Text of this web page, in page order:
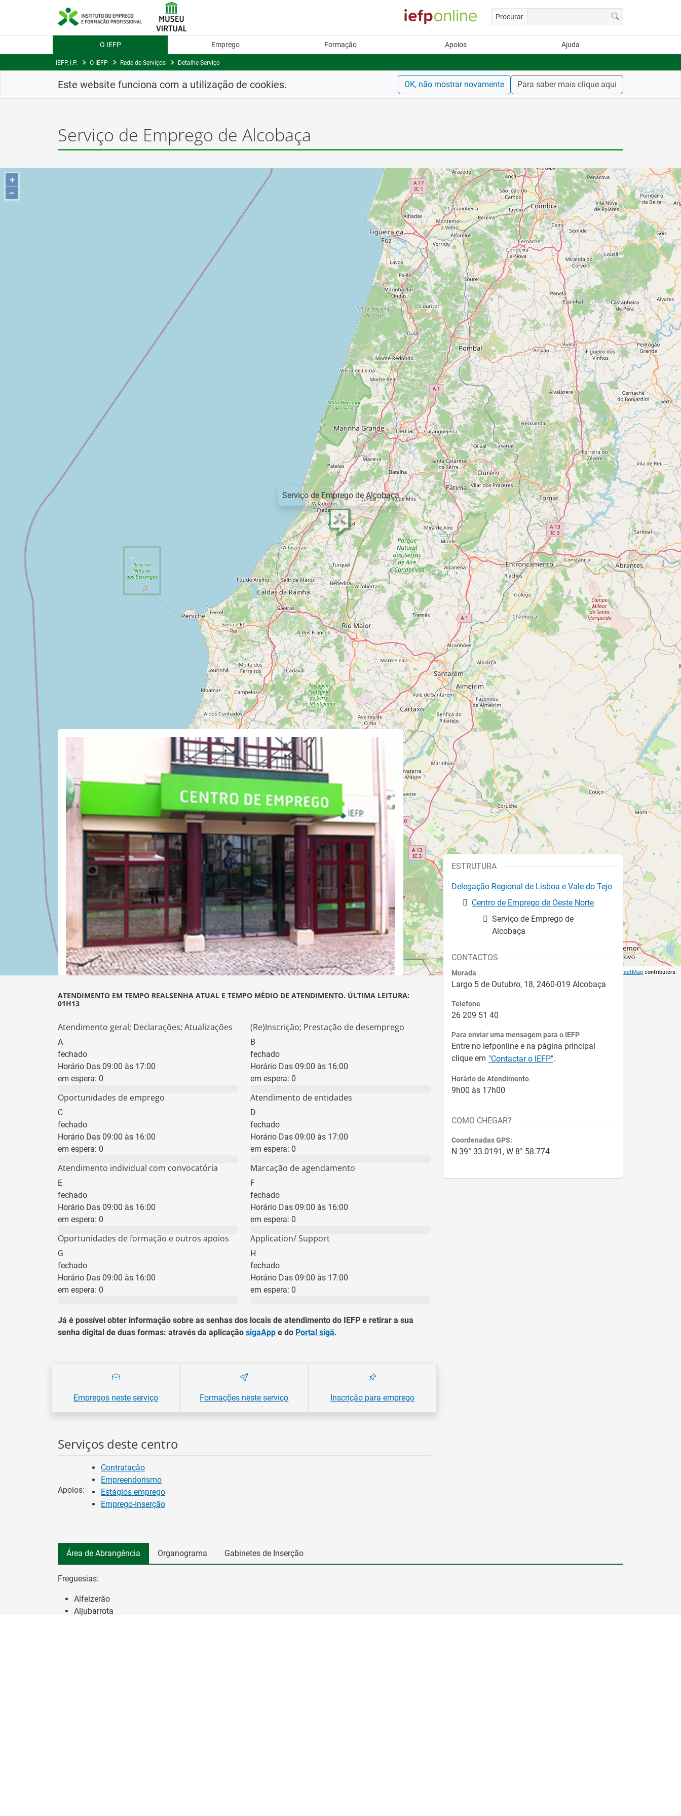
principal
Procurar
O IEFP Emprego Formação Apoios Ajuda
IEFP, I.P. O IEFP Rede de Serviços Detalhe Serviço
Este website funciona com a utilização de cookies. OK, não mostrar novamente Para saber mais clique aqui
Serviço de Emprego de Alcobaça
Serviço de Emprego de Alcobaça
+
−
OpenStreetMap contributors.
ATENDIMENTO EM TEMPO REALSENHA ATUAL E TEMPO MÉDIO DE ATENDIMENTO. ÚLTIMA LEITURA:
01H13
Atendimento geral; Declarações; Atualizações
A
fechado
Horário Das 09:00 às 17:00
em espera: 0
(Re)Inscrição; Prestação de desemprego
B
fechado
Horário Das 09:00 às 16:00
em espera: 0
Oportunidades de emprego
C
fechado
Horário Das 09:00 às 16:00
em espera: 0
Atendimento de entidades
D
fechado
Horário Das 09:00 às 17:00
em espera: 0
Atendimento individual com convocatória
E
fechado
Horário Das 09:00 às 16:00
em espera: 0
Marcação de agendamento
F
fechado
Horário Das 09:00 às 16:00
em espera: 0
Oportunidades de formação e outros apoios
G
fechado
Horário Das 09:00 às 16:00
em espera: 0
Application/ Support
H
fechado
Horário Das 09:00 às 17:00
em espera: 0
Já é possível obter informação sobre as senhas dos locais de atendimento do IEFP e retirar a sua
senha digital de duas formas: através da aplicação sigaApp e do Portal sigä.
Empregos neste serviço Formações neste serviço Inscrição para emprego
Serviços deste centro
Apoios:
Contratação
Empreendorismo
Estágios emprego
Emprego-Inserção
ESTRUTURA
Delegação Regional de Lisboa e Vale do Tejo
Centro de Emprego de Oeste Norte
Serviço de Emprego de
Alcobaça
CONTACTOS
Morada
Largo 5 de Outubro, 18, 2460-019 Alcobaça
Telefone
26 209 51 40
Para enviar uma mensagem para o IEFP
Entre no iefponline e na página principal
clique em "Contactar o IEFP".
Horário de Atendimento
9h00 às 17h00
COMO CHEGAR?
Coordenadas GPS:
N 39° 33.0191, W 8° 58.774
Área de Abrangência Organograma Gabinetes de Inserção
Freguesias:
Alfeizerão
Aljubarrota